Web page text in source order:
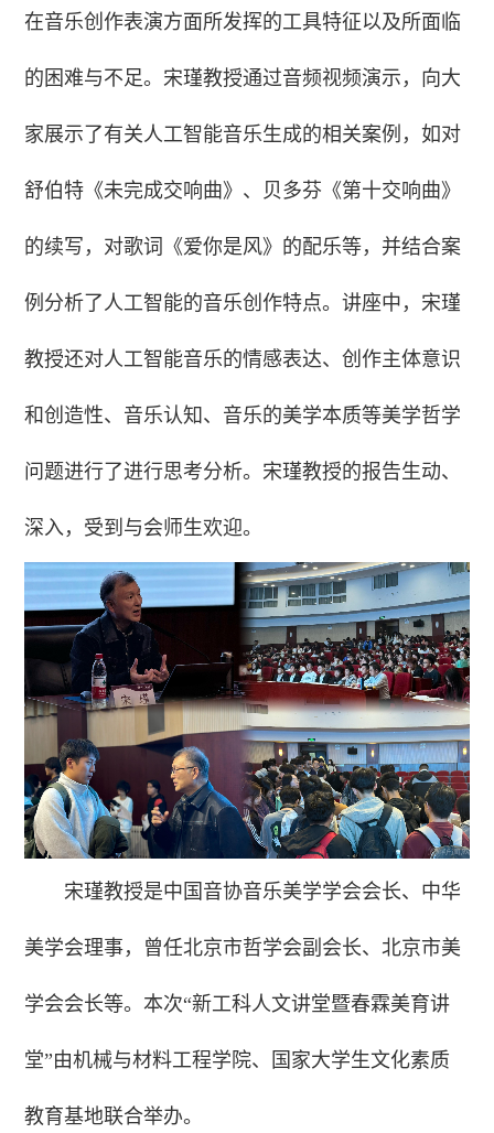
在音乐创作表演方面所发挥的工具特征以及所面临
的困难与不足。宋瑾教授通过音频视频演示，向大
家展示了有关人工智能音乐生成的相关案例，如对
舒伯特《未完成交响曲》、贝多芬《第十交响曲》
的续写，对歌词《爱你是风》的配乐等，并结合案
例分析了人工智能的音乐创作特点。讲座中，宋瑾
教授还对人工智能音乐的情感表达、创作主体意识
和创造性、音乐认知、音乐的美学本质等美学哲学
问题进行了进行思考分析。宋瑾教授的报告生动、
深入，受到与会师生欢迎。
宋瑾教授是中国音协音乐美学学会会长、中华
美学会理事，曾任北京市哲学会副会长、北京市美
学会会长等。本次“新工科人文讲堂暨春霖美育讲
堂”由机械与材料工程学院、国家大学生文化素质
教育基地联合举办。